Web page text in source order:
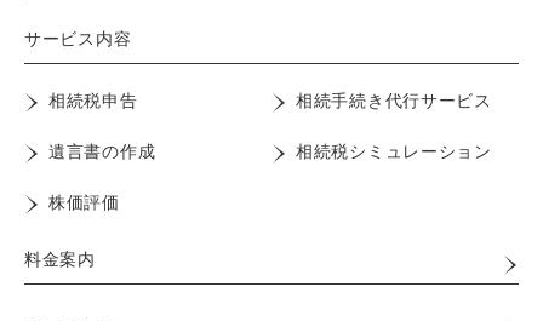
サービス内容
相続税申告 相続手続き代行サービス
遺言書の作成 相続税シミュレーション
株価評価
料金案内